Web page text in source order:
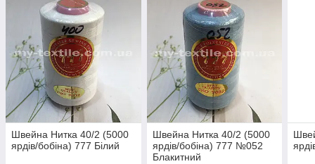
Швейна Нитка 40/2 (5000
ярдів/бобіна) 777 Білий
Швейна Нитка 40/2 (5000
ярдів/бобіна) 777 №052
Блакитний